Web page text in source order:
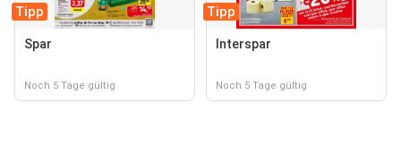
Tipp
Spar
Noch 5 Tage gültig
Tipp
Interspar
Noch 5 Tage gültig